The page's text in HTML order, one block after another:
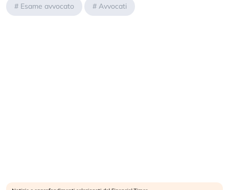
# Esame avvocato # Avvocati